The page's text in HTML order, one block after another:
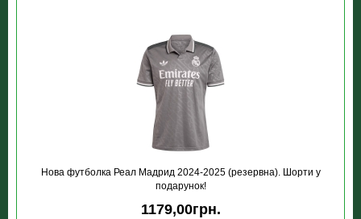
Нова футболка Реал Мадрид 2024-2025 (резервна). Шорти у
подарунок!
1179,00грн.